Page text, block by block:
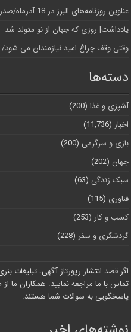
عناوین روزنامه‌های البرز در ‌18 آذرماه/صدرنشینی در ارائه خدمات زایمان بی‌درد
یادداشت| روزی که جهان از نو متولد شد
وقتی وقف چراغ امید نیازمندان می شود/
دسته‌ها
آشپزی و غذا (200)
اخبار (11,736)
بازی و سرگرمی (200)
جهان (202)
سبک زندگی (63)
فناوری (115)
کسب و کار (253)
گردشگری و سفر (228)
اگر قصد انتشار رپورتاژ آگهی، تبلیغات
تماس با ما مراجعه نمایید. همکاران ما
پاسخگویی به سوالات شما هستند.